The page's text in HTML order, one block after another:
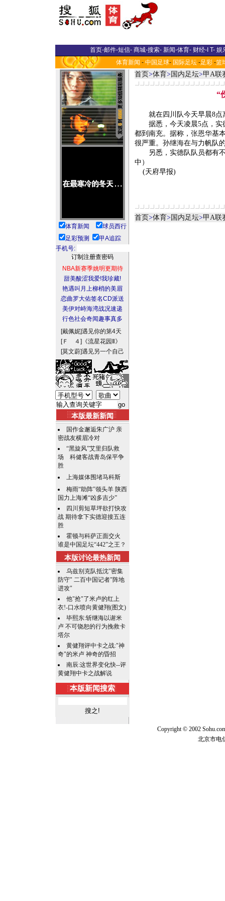
首页-邮件-短信- 商城-搜索- 新闻-体育- 财经-I T- 娱
体育新闻 - 中国足球- 国际足坛 -足彩 -篮
体育新闻
球员西行
足彩预测
甲A追踪
手机号:
NBA新赛季姚明更期待
甜美酸涩我爱!我珍藏!
艳遇叫月上柳梢的美眉
恋曲罗大佑签名CD派送
美伊对峙海湾战况速递
行色社会奇闻趣事真多
[戴佩妮]遇见你的第4天
[Ｆ ４] 《流星花园Ⅱ》
[莫文蔚]遇见另一个自己
本版最新新闻
国作金邂逅朱广沪 亲
密战友横眉冷对
“黑旋风”艾里归队救
场 科健客战青岛保平争
胜
上海媒体围堵马科斯
梅雨“助阵”领头羊 陕西
国力上海滩“凶多吉少”
四川剪短草坪欲打快攻
战 期待拿下实德迎接五连
胜
霍顿与科萨正面交火
谁是中国足坛“442”之王？
本版讨论最热新闻
乌兹别克队抵沈"密集
防守" 二百中国记者"阵地
进攻"
他"抢"了米卢的红上
衣!-口水喷向黄健翔(图文)
毕熙东:斩继海以谢米
卢 不可饶恕的行为挽救卡
塔尔
黄健翔评中卡之战:"神
奇"的米卢 神奇的昏招
南辰:这世界变化快--评
黄健翔中卡之战解说
本版新闻搜索
首页>体育> 国内足坛>甲A联
“
就在四川队今天早晨8点
据悉，今天凌晨5点，实
都到南充。据称， 张恩华基
很严重。 孙继海在与力帆队
另悉，实德队队员都有不
中）
(天府早报)
首页>体育> 国内足坛>甲A联
Copyright © 2002
北京市电